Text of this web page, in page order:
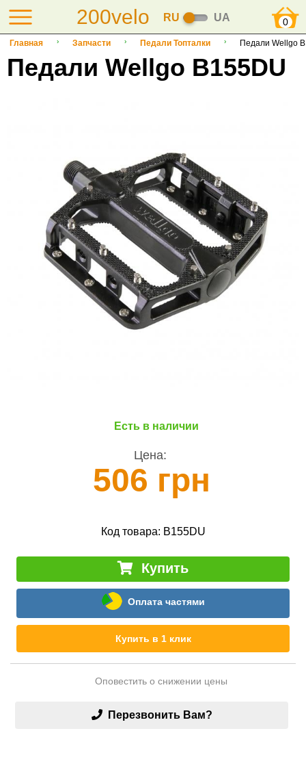
200velo RU UA 0
Главная Запчасти Педали Топталки Педали Wellgo
Педали Wellgo B155DU
Есть в наличии
Цена:
506 грн
Код товара: B155DU
Купить
Оплата частями
Купить в 1 клик
Оповестить о снижении цены
Перезвонить Вам?